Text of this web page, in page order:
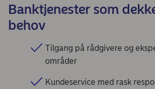
Banktjenester som
behov
Tilgang på rådgivere og
områder
Kundeservice med rask